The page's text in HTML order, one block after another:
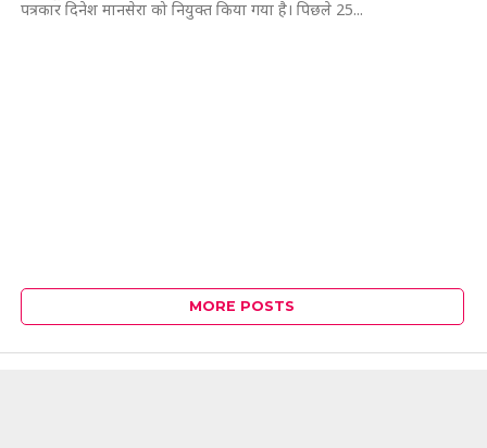
पत्रकार दिनेश मानसेरा को नियुक्त किया गया है। पिछले 25...
MORE POSTS